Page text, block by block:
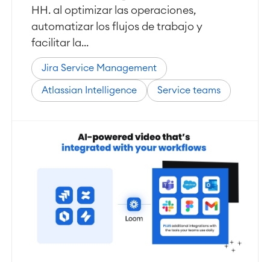
Agile & DevOps
DevOps
Gestión de requisitos
Agile Development
Gestión de pruebas
HH. al optimizar las operaciones,
automatizar los flujos de trabajo y
facilitar la...
Jira Service Management
Atlassian Intelligence Service teams